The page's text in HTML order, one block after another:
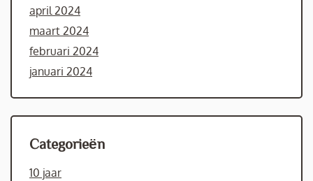
april 2024
maart 2024
februari 2024
januari 2024
Categorieën
10 jaar